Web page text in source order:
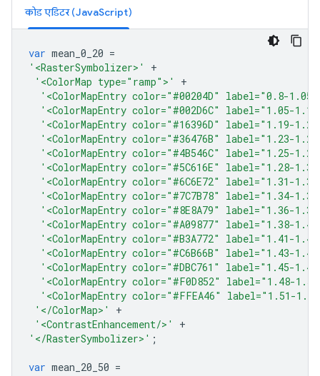
कोड एडिटर (JavaScript)
var mean_0_20 =
'<RasterSymbolizer>'
+
'<ColorMap type="ramp">'
+
'<ColorMapEntry color="#00204D" label="0.8-
'<ColorMapEntry color="#002D6C" label="1.05-
'<ColorMapEntry color="#16396D" label="1.19-
'<ColorMapEntry color="#36476B" label="1.23-
'<ColorMapEntry color="#4B546C" label="1.25-
'<ColorMapEntry color="#5C616E" label="1.28-
'<ColorMapEntry color="#6C6E72" label="1.31-
'<ColorMapEntry color="#7C7B78" label="1.34-
'<ColorMapEntry color="#8E8A79" label="1.36-
'<ColorMapEntry color="#A09877" label="1.38-
'<ColorMapEntry color="#B3A772" label="1.41-
'<ColorMapEntry color="#C6B66B" label="1.43-
'<ColorMapEntry color="#DBC761" label="1.45-
'<ColorMapEntry color="#F0D852" label="1.48-
'<ColorMapEntry color="#FFEA46" label="1.51-
'</ColorMap>'
+
'<ContrastEnhancement/>'
+
'</RasterSymbolizer>' ;
var mean_20_50 =